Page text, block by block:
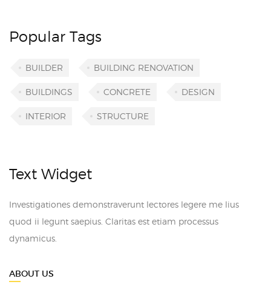
Popular Tags
BUILDER BUILDING RENOVATION
BUILDINGS CONCRETE DESIGN
INTERIOR STRUCTURE
Text Widget
Investigationes demonstraverunt lectores legere me lius
quod ii legunt saepius. Claritas est etiam processus
dynamicus.
ABOUT US